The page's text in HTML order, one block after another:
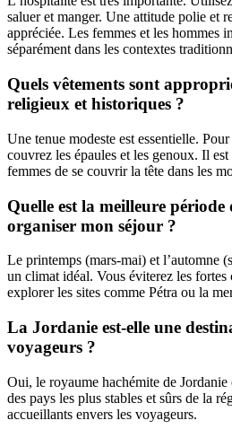
saluer et manger. Une attitude polie et
appréciée. Les femmes et les hommes
séparément dans les contextes
Quels vêtements sont
religieux et historiques ?
Une tenue modeste est essentielle.
couvrez les épaules et les genoux. Il
femmes de se couvrir la tête dans les
Quelle est la meilleure période
organiser mon séjour ?
Le printemps (mars-mai) et l’automne
un climat idéal. Vous éviterez les fortes
explorer les sites comme Pétra ou la
La Jordanie est-elle une
voyageurs ?
Oui, le royaume hachémite de Jordanie
des pays les plus stables et sûrs de la
accueillants envers les voyageurs.